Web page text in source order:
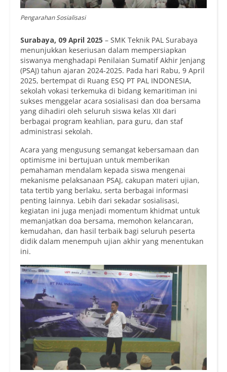
Pengarahan Sosialisasi
Surabaya, 09 April 2025 – SMK Teknik PAL Surabaya
menunjukkan keseriusan dalam mempersiapkan
siswanya menghadapi Penilaian Sumatif Akhir Jenjang
(PSAJ) tahun ajaran 2024-2025. Pada hari Rabu, 9 April
2025, bertempat di Ruang ESQ PT PAL INDONESIA,
sekolah vokasi terkemuka di bidang kemaritiman ini
sukses menggelar acara sosialisasi dan doa bersama
yang dihadiri oleh seluruh siswa kelas XII dari
berbagai program keahlian, para guru, dan staf
administrasi sekolah.
Acara yang mengusung semangat kebersamaan dan
optimisme ini bertujuan untuk memberikan
pemahaman mendalam kepada siswa mengenai
mekanisme pelaksanaan PSAJ, cakupan materi ujian,
tata tertib yang berlaku, serta berbagai informasi
penting lainnya. Lebih dari sekadar sosialisasi,
kegiatan ini juga menjadi momentum khidmat untuk
memanjatkan doa bersama, memohon kelancaran,
kemudahan, dan hasil terbaik bagi seluruh peserta
didik dalam menempuh ujian akhir yang menentukan
ini.